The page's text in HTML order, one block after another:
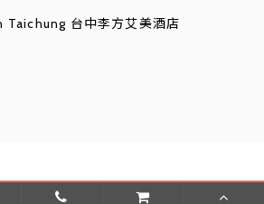
台中李方艾美酒店